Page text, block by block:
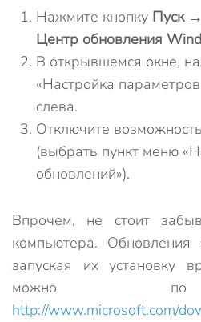
Нажмите кнопку Пуск→
Центр обновления
В открывшемся окне,
«Настройка
слева.
Отключите
(выбрать пункт меню
обновлений»).
Впрочем, не стоит
компьютера. Обновления
запуская их установку
можно по
http://www.microsoft.com/